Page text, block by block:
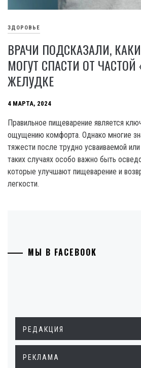
ЗДОРОВЬЕ
ВРАЧИ ПОДСКАЗАЛИ,
МОГУТ СПАСТИ ОТ ЧАСТОЙ
ЖЕЛУДКЕ
4 МАРТА, 2024
Правильное пищеварение является
ощущению комфорта. Однако многие
тяжести после трудно усваиваемой
таких случаях особо важно быть
которые улучшают пищеварение и
легкости.
МЫ В FACEBOOK
РЕДАКЦИЯ
РЕКЛАМА